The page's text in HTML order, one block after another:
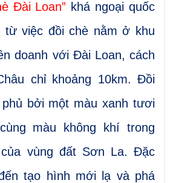
Đài Loan” khá ngoại quốc
từ việc đồi chè nằm ở khu
doanh với Đài Loan, cách
chỉ khoảng 10km. Đồi
bởi một màu xanh tươi
màu không khí trong
vùng đất Sơn La. Đặc
tạo hình mới lạ và phá